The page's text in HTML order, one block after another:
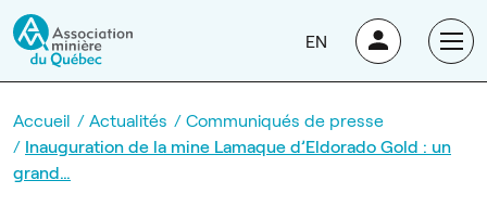
EN
Accueil Actualités
Communiqués de presse
Inauguration de la mine Lamaque d’Eldorado Gold : un
grand…